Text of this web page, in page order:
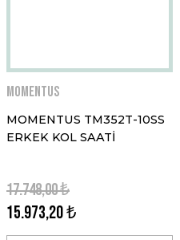
Momentus
MOMENTUS TM352T-10SS
ERKEK KOL SAATİ
15.973,20 ₺
17.748,00 ₺